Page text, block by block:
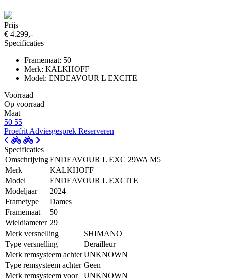
Prijs
€ 4.299,-
Specificaties
Framemaat: 50
Merk: KALKHOFF
Model: ENDEAVOUR L EXCITE
Voorraad
Op voorraad
Maat
50 55
Proefrit Adviesgesprek Reserveren
Specificaties
OmschrijvingENDEAVOUR L EXC 29WA M5
Merk
KALKHOFF
Model
ENDEAVOUR L EXCITE
Modeljaar
2024
Frametype
Dames
Framemaat
50
Wieldiameter 29
Merk versnelling
SHIMANO
Type versnelling
Derailleur
Merk remsysteem achterUNKNOWN
Type remsysteem achter Geen
Merk remsysteem voor
UNKNOWN